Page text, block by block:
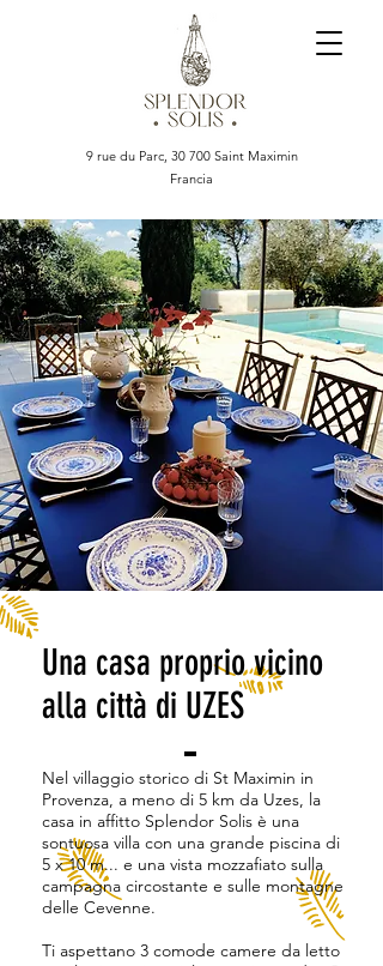
9 rue du Parc, 30 700 Saint Maximin
Francia
Una casa proprio vicino
alla città di UZES
Nel villaggio storico di St Maximin in
Provenza, a meno di 5 km da Uzes, la
casa in affitto Splendor Solis è una
sontuosa villa con una grande piscina di
5 x 10 m... e una vista mozzafiato sulla
campagna circostante e sulle montagne
delle Cevenne.
Ti aspettano 3 comode camere da letto